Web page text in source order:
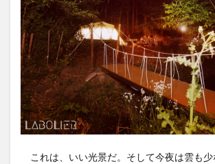
これは、いい光景だ。そして今夜は雲も